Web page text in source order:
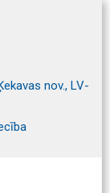
nov., LV-